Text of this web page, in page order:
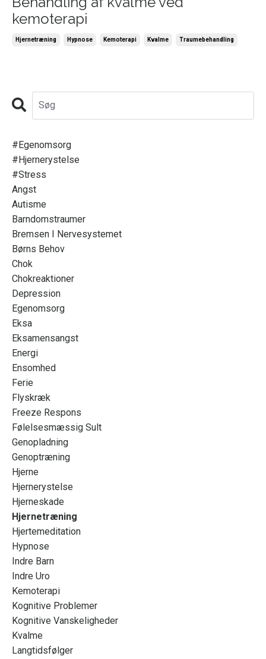
kemoterapi
Hjernetræning Hypnose Kemoterapi Kvalme Traumebehandling
#egenomsorg
#hjernerystelse
#stress
Angst
Autisme
Barndomstraumer
Bremsen I Nervesystemet
Børns Behov
Chok
Chokreaktioner
Depression
Egenomsorg
Eksa
Eksamensangst
Energi
Ensomhed
Ferie
Flyskræk
Freeze Respons
Følelsesmæssig Sult
Genopladning
Genoptræning
Hjerne
Hjernerystelse
Hjerneskade
Hjernetræning
Hjertemeditation
Hypnose
Indre Barn
Indre Uro
Kemoterapi
Kognitive Problemer
Kognitive Vanskeligheder
Kvalme
Langtidsfølger